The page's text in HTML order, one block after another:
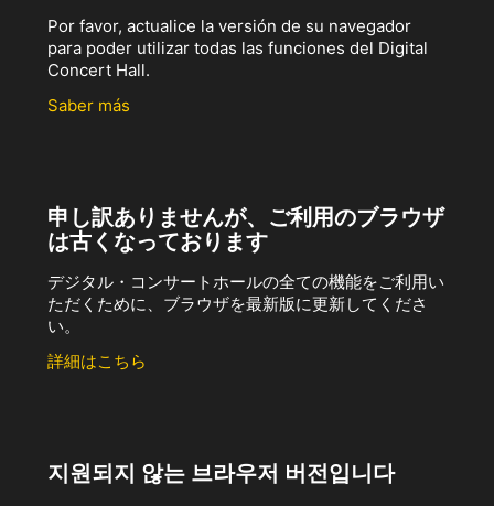
Por favor, actualice la versión de su navegador
para poder utilizar todas las funciones del Digital
Concert Hall.
Saber más
申し訳ありませんが、ご利用のブラウザ
は古くなっております
デジタル・コンサートホールの全ての機能をご利用い
ただくために、ブラウザを最新版に更新してくださ
い。
詳細はこちら
지원되지 않는 브라우저 버전입니다